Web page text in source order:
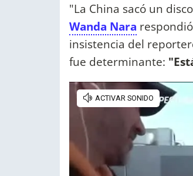
"La China sacó un
Wanda Nara
insistencia del
fue determinante: